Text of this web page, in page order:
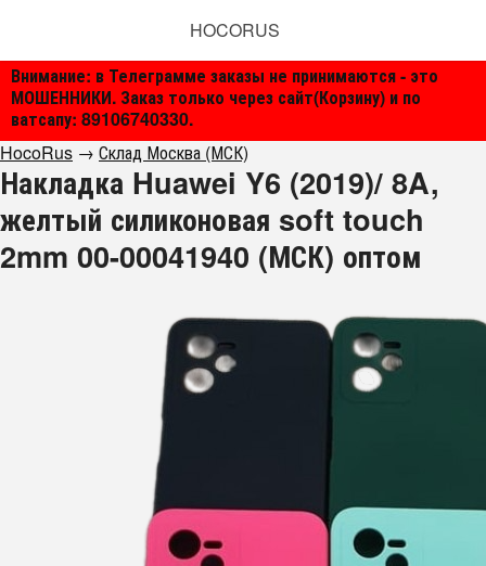
Внимание: в Телеграмме заказы не принимаются - это
МОШЕННИКИ. Заказ только через сайт(Корзину) и по
ватсапу: 89106740330.
HOCORUS
HocoRus → Склад Москва (МСК)
Накладка Huawei Y6 (2019)/ 8A,
желтый силиконовая soft touch
2mm 00-00041940 (МСК) оптом